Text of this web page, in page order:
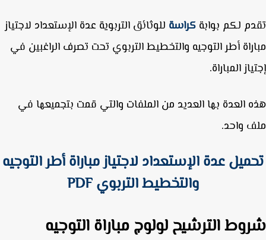
لكم بوابةكراسةللوثائق التربوية عدة الإستعداد لاجتياز
أطر التوجيه والتخطيط التربوي تحت تصرف الراغبين في
المباراة.
العدة بها العديد من الملفات والتي قمت بتجميعها في
واحد.
عدة الإستعداد لاجتياز مباراة أطر التوجيه
والتخطيط التربوي PDF
الترشيح لولوج مباراة التوجيه